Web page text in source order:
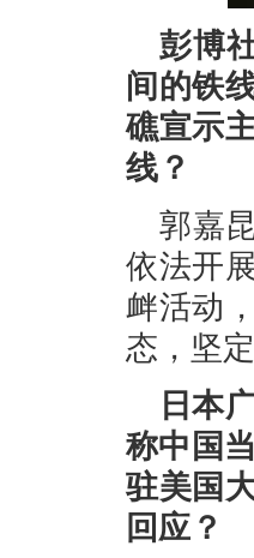
彭博
间的铁
礁宣示
线？
郭嘉
依法开
衅活动
态，坚
日本
称中国
驻美国
回应？